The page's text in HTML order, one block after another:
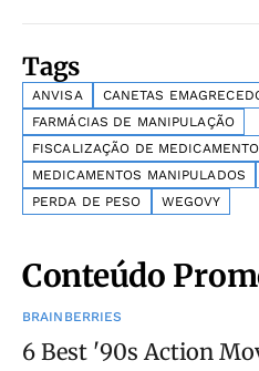
Tags
ANVISA CANETAS
FARMÁCIAS DE MANIPULAÇÃO
FISCALIZAÇÃO DE
MEDICAMENTOS MANIPULADOS
PERDA DE PESO
WEGOVY